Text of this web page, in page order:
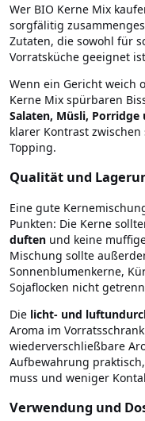
Wer BIO Kerne Mix
sorgfälitig
Zutaten, die sowohl für
Vorratsküche geeignet
Wenn ein Gericht weich
Kerne Mix spürbaren
Salaten, Müsli, Porridge
klarer Kontrast
Topping.
Qualität und
Eine gute
Punkten: Die Kerne
duften und keine
Mischung sollte
Sonnenblumenkerne,
Sojaflocken nicht
Die licht- und
Aroma im
wiederverschließbare
Aufbewahrung
muss und weniger
Verwendung und